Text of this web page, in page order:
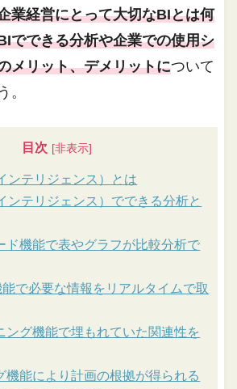
業経営にとって大切なBIとは何
でできる分析や企業での使用シ
メリット、デメリットについて
。
目次
ンテリジェンス）とは
ンテリジェンス）でできる分析と
ド機能で表やグラフが比較分析で
で必要な情報をリアルタイムで取
ング機能で埋もれていた関連性を
機能により計画の根拠が得られる